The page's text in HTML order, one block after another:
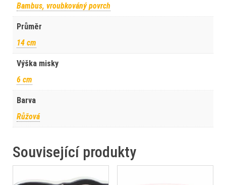
Bambus, vroubkováný povrch
Průměr
14 cm
Výška misky
6 cm
Barva
Růžová
Související produkty